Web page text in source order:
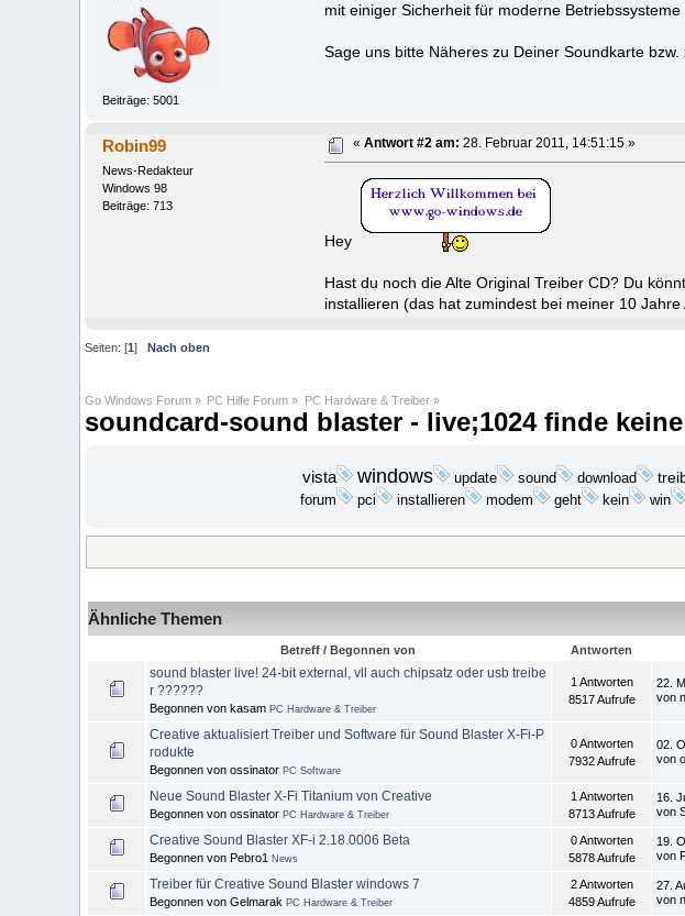
Beiträge: 5001
mit einiger Sicherheit für moderne
Sage uns bitte Näheres zu Deiner Soundkarte
Robin99
News-Redakteur
Windows 98
Beiträge: 713
«Antwort #2 am: 28. Februar 2011, 14:51:15 »
Hey
Hast du noch die Alte Original Treiber CD? Du
installieren (das hat zumindest bei meiner 10
Seiten: [1] Nach oben
Go Windows Forum » PC Hilfe Forum » PC Hardware & Treiber»
soundcard-sound blaster - live;1024 finde
vista windows update sound download
forum pci installieren modem geht kein win
Ähnliche Themen
Betreff / Begonnen von Antworten
sound blaster live! 24-bit external, vll auch chipsatz oder usb treibe
r ??????
Begonnen von kasam PC Hardware & Treiber
1 Antworten
8517 Aufrufe
22.
von
Creative aktualisiert Treiber und Software für Sound Blaster X-Fi-P
rodukte
Begonnen von ossinator PC Software
0 Antworten
7932 Aufrufe
02.
von
Neue Sound Blaster X-Fi Titanium von Creative
Begonnen von ossinator PC Hardware & Treiber
1 Antworten
8713 Aufrufe
16.
von
Creative Sound Blaster XF-i 2.18.0006 Beta
Begonnen von Pebro1 News
0 Antworten
5878 Aufrufe
19.
von
Treiber für Creative Sound Blaster windows 7
Begonnen von Gelmarak PC Hardware & Treiber
2 Antworten
4859 Aufrufe
27.
von